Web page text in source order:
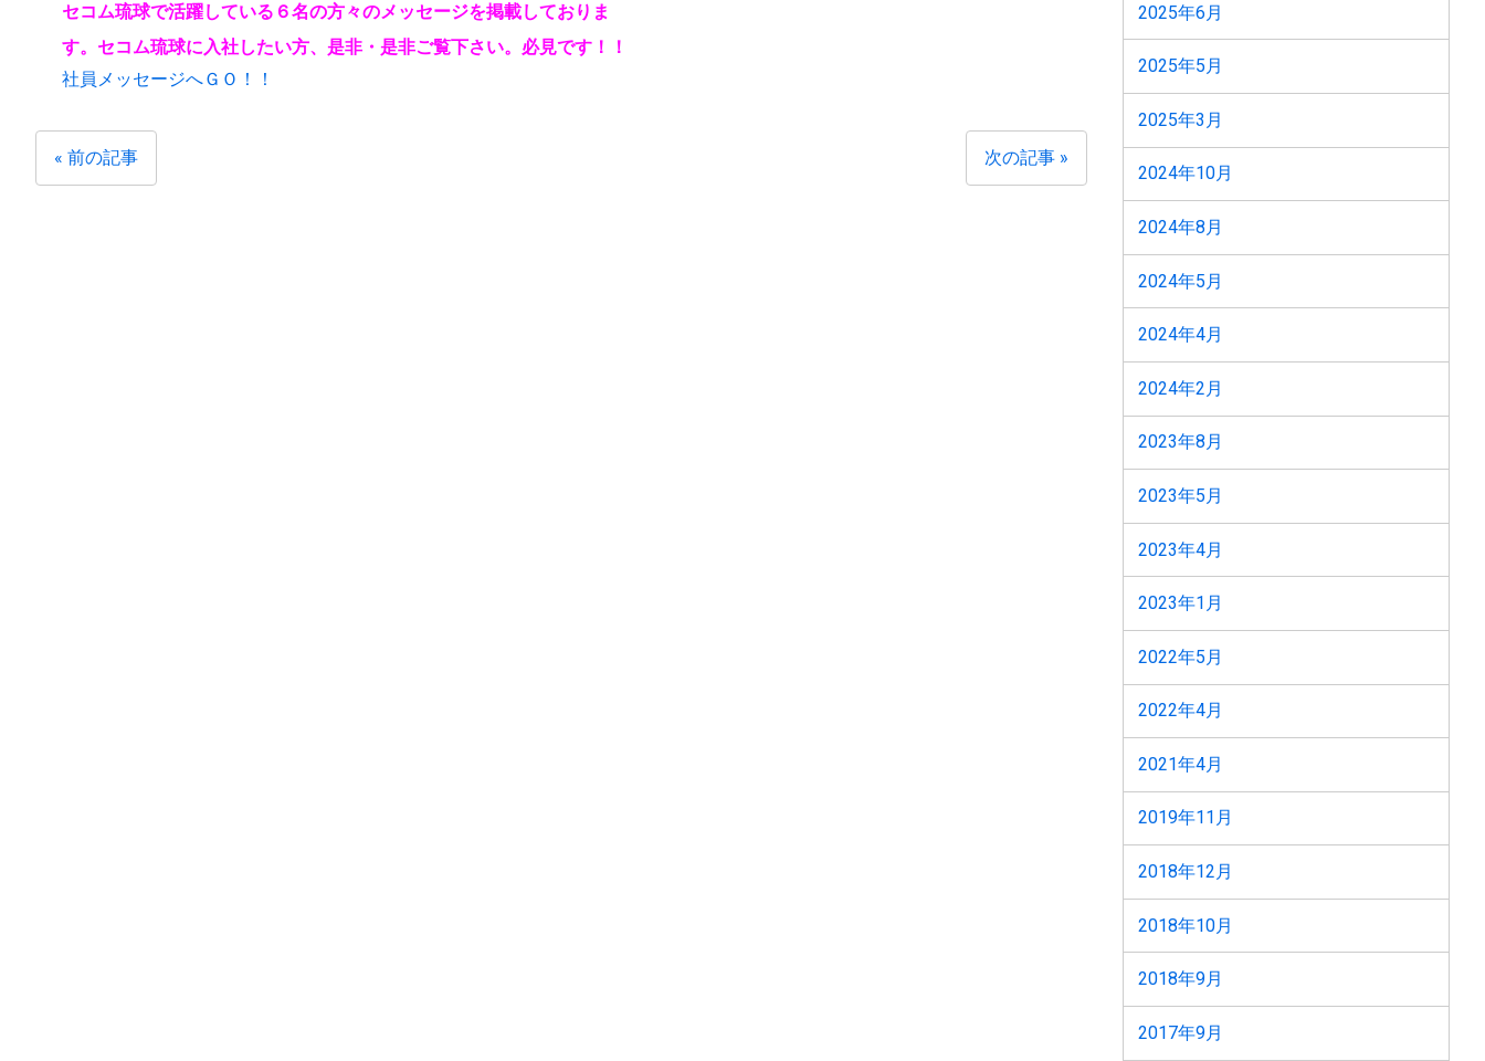
セコム琉球で活躍している６名の方々のメッセージを掲載しておりま
す。セコム琉球に 入社したい方、是非・是非ご覧下さい。必見です！！
社員メッセージへＧＯ！！
« 前の記事 次の記事 »
2025年6月
2025年5月
2025年3月
2024年10月
2024年8月
2024年5月
2024年4月
2024年2月
2023年8月
2023年5月
2023年4月
2023年1月
2022年5月
2022年4月
2021年4月
2019年11月
2018年12月
2018年10月
2018年9月
2017年9月